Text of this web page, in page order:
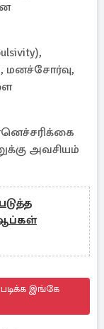
மனச்சோர்வு,
அவசியம்
ஆப்கள்
இங்கே